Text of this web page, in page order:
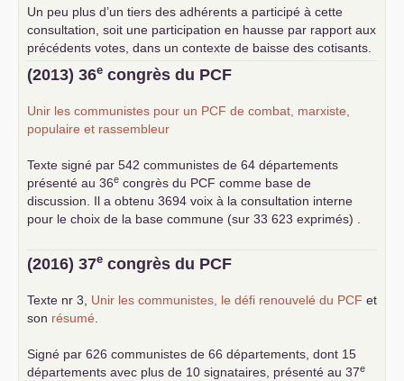
Un peu plus d’un tiers des adhérents a participé à cette
consultation, soit une participation en hausse par rapport aux
précédents votes, dans un contexte de baisse des cotisants.
... lire la suite
(2013) 36e congrès du PCF
Unir les communistes pour un PCF de combat, marxiste,
populaire et rassembleur
Texte signé par 542 communistes de 64 départements
présenté au 36e congrès du PCF comme base de
discussion. Il a obtenu 3694 voix à la consultation interne
pour le choix de la base commune (sur 33 623 exprimés) .
(2016) 37e congrès du PCF
Texte nr 3, Unir les communistes, le défi renouvelé du PCF et
son résumé
Signé par 626 communistes de 66 départements, dont 15
départements avec plus de 10 signataires, présenté au 37e